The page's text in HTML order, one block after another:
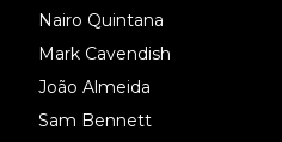
Nairo Quintana
Mark Cavendish
João Almeida
Sam Bennett